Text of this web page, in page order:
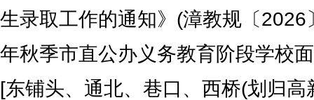
生录取工作的通知》(漳教规〔
年秋季市直公办义务教育阶段学校
[东铺头、通北、巷口、西桥(划归